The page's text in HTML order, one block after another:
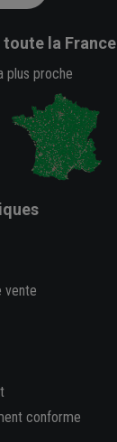
toute la France
plus proche
vente
conforme